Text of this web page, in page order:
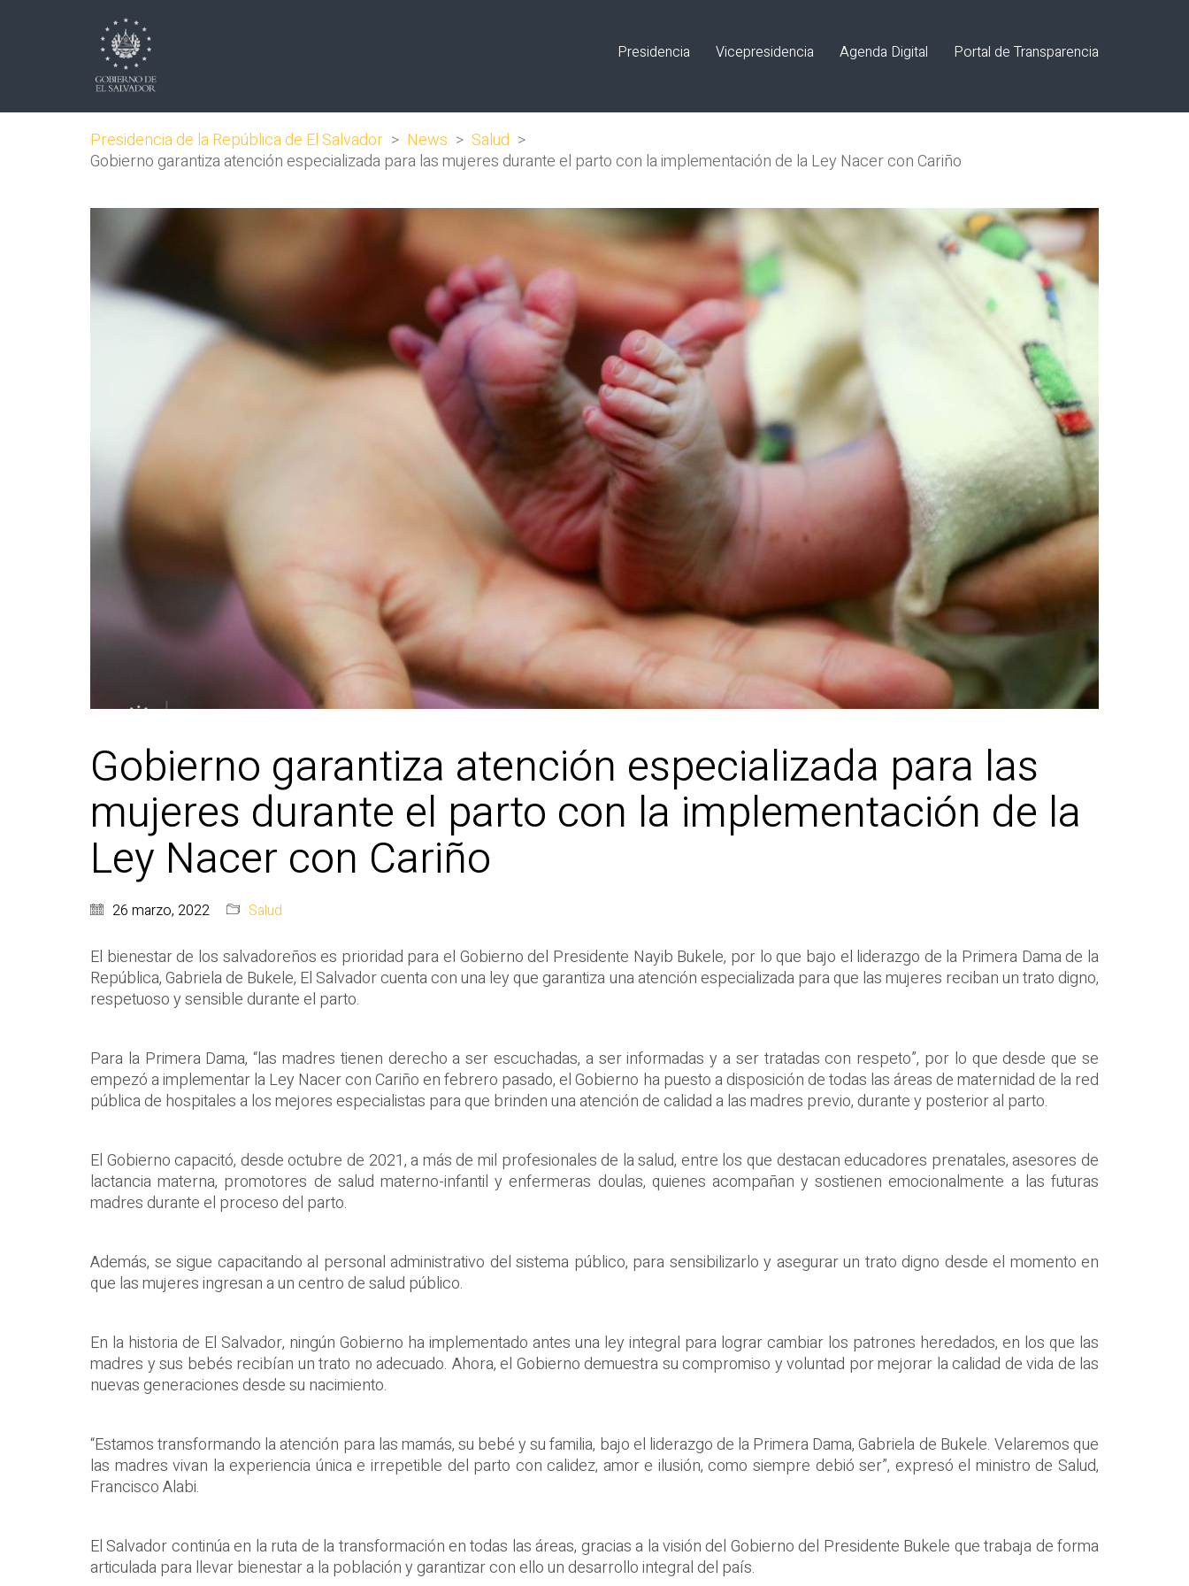
Presidencia Vicepresidencia Agenda Digital Portal de Transparencia
Presidencia de la República de El Salvador > News > Salud >
Gobierno garantiza atención especializada para las mujeres durante el parto con la implementación de la Ley Nacer con Cariño
Gobierno garantiza atención especializada para las
mujeres durante el parto con la implementación de la
Ley Nacer con Cariño
26 marzo, 2022 Salud
El bienestar de los salvadoreños es prioridad para el Gobierno del Presidente Nayib Bukele, por lo que bajo el liderazgo de la Primera Dama de la
República, Gabriela de Bukele, El Salvador cuenta con una ley que garantiza una atención especializada para que las mujeres reciban un trato digno,
respetuoso y sensible durante el parto.
Para la Primera Dama, “las madres tienen derecho a ser escuchadas, a ser informadas y a ser tratadas con respeto”, por lo que desde que se
empezó a implementar la Ley Nacer con Cariño en febrero pasado, el Gobierno ha puesto a disposición de todas las áreas de maternidad de la red
pública de hospitales a los mejores especialistas para que brinden una atención de calidad a las madres previo, durante y posterior al parto.
El Gobierno capacitó, desde octubre de 2021, a más de mil profesionales de la salud, entre los que destacan educadores prenatales, asesores de
lactancia materna, promotores de salud materno-infantil y enfermeras doulas, quienes acompañan y sostienen emocionalmente a las futuras
madres durante el proceso del parto.
Además, se sigue capacitando al personal administrativo del sistema público, para sensibilizarlo y asegurar un trato digno desde el momento en
que las mujeres ingresan a un centro de salud público.
En la historia de El Salvador, ningún Gobierno ha implementado antes una ley integral para lograr cambiar los patrones heredados, en los que las
madres y sus bebés recibían un trato no adecuado. Ahora, el Gobierno demuestra su compromiso y voluntad por mejorar la calidad de vida de las
nuevas generaciones desde su nacimiento.
“Estamos transformando la atención para las mamás, su bebé y su familia, bajo el liderazgo de la Primera Dama, Gabriela de Bukele. Velaremos que
las madres vivan la experiencia única e irrepetible del parto con calidez, amor e ilusión, como siempre debió ser”, expresó el ministro de Salud,
Francisco Alabi.
El Salvador continúa en la ruta de la transformación en todas las áreas, gracias a la visión del Gobierno del Presidente Bukele que trabaja de forma
articulada para llevar bienestar a la población y garantizar con ello un desarrollo integral del país.